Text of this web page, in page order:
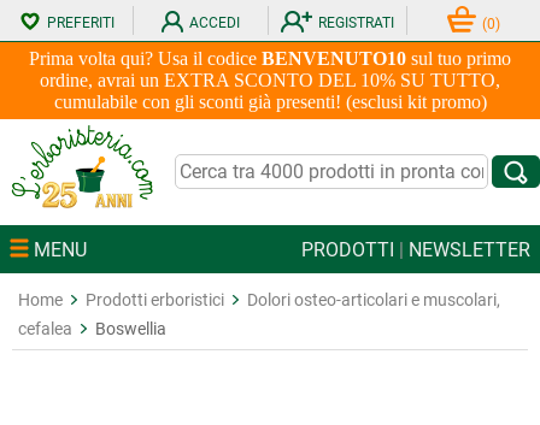
Prima volta qui? Usa il codice BENVENUTO10 sul tuo primo
ordine, avrai un EXTRA SCONTO DEL 10% SU TUTTO,
cumulabile con gli sconti già presenti! (esclusi kit promo)
PREFERITI ACCEDI REGISTRATI (0)
MENU PRODOTTI | NEWSLETTER
Home Prodotti erboristici
Dolori osteo-articolari e muscolari,
cefalea
Boswellia